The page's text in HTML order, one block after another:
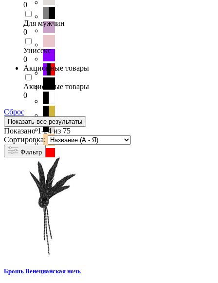
0
Для мужчин
0
Унисекс
0
Акционные товары
Акционные товары
0
Сброс
Показать все результаты
Показано 1-24 из 75
Сортировка:
Фильтр
Брошь Венецианская ночь